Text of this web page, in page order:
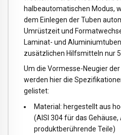
halbeautomatischen Modus,
dem Einlegen der Tuben
Umrüstzeit und
Laminat- und
zusätzlichen Hilfsmitteln nur 5
Um die Vormesse-Neugier
werden hier die
gelistet:
Material: hergestellt aus
(AISI 304 für das Gehäuse,
produktberührende Teile)